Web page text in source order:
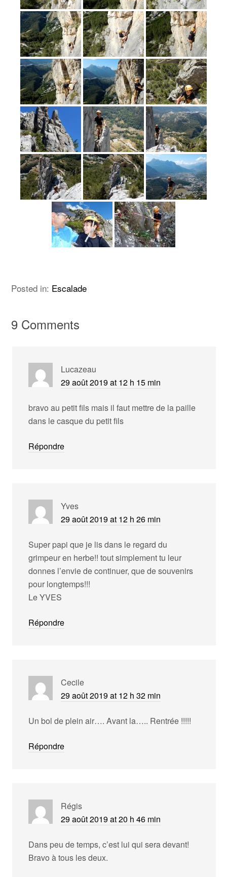
Posted in: Escalade
9 Comments
Lucazeau
29 août 2019 at 12 h 15 min
bravo au petit fils mais il faut mettre de la paille
dans le casque du petit fils
Répondre
Yves
29 août 2019 at 12 h 26 min
Super papi que je lis dans le regard du
grimpeur en herbe!! tout simplement tu leur
donnes l’envie de continuer, que de souvenirs
pour longtemps!!!
Le YVES
Répondre
Cecile
29 août 2019 at 12 h 32 min
Un bol de plein air…. Avant la….. Rentrée !!!!!
Répondre
Régis
29 août 2019 at 20 h 46 min
Dans peu de temps, c’est lui qui sera devant!
Bravo à tous les deux.